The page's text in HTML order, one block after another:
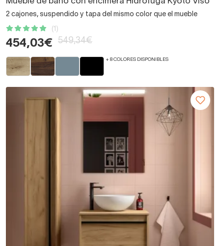
2 cajones, suspendido y tapa del mismo color que el mueble
(1)
454,03€ 549,34€
+ 8 COLORES DISPONIBLES